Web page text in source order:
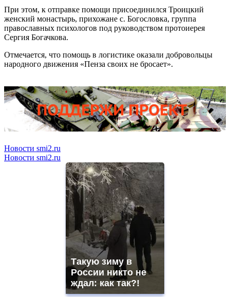
При этом, к отправке помощи присоединился Троицкий
женский монастырь, прихожане с. Богословка, группа
православных психологов под руководством протоиерея
Сергия Богачкова.
Отмечается, что помощь в логистике оказали добровольцы
народного движения «Пенза своих не бросает».
Новости smi2.ru
Новости smi2.ru
Такую зиму в
России никто не
ждал: как так?!